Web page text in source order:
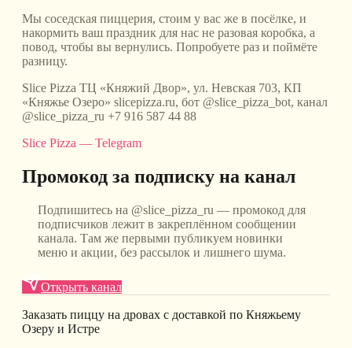
Мы соседская пиццерия, стоим у вас же в посёлке, и
накормить ваш праздник для нас не разовая коробка, а
повод, чтобы вы вернулись. Попробуете раз и поймёте
разницу.
Slice Pizza ТЦ «Княжий Двор», ул. Невская 703, КП
«Княжье Озеро» slicepizza.ru, бот @slice_pizza_bot, канал
@slice_pizza_ru +7 916 587 44 88
Slice Pizza — Telegram
Промокод за подписку на канал
Подпишитесь на @slice_pizza_ru — промокод для
подписчиков лежит в закреплённом сообщении
канала. Там же первыми публикуем новинки
меню и акции, без рассылок и лишнего шума.
Открыть канал
Заказать пиццу на дровах с доставкой по Княжьему
Озеру и Истре